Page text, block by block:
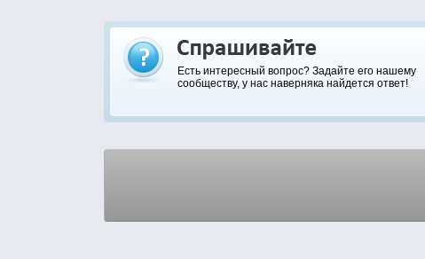
Есть интересный вопрос? Задайте его нашему
сообществу, у нас наверняка найдется ответ!